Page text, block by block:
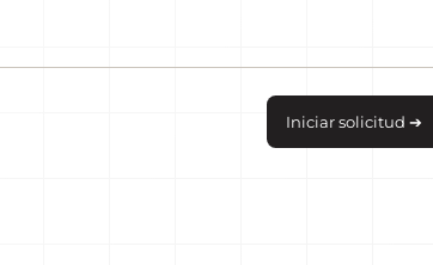
Iniciar solicitud ➔